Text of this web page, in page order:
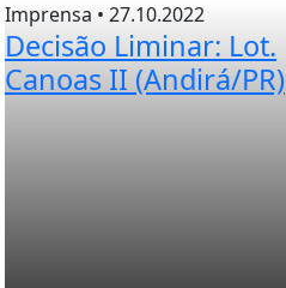
Imprensa • 27.10.2022
Decisão Liminar: Lot.
Canoas II (Andirá/PR)